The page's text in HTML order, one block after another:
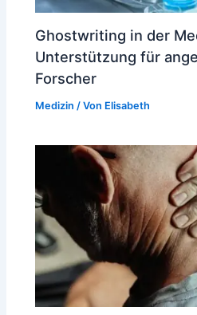
Ghostwriting in der
Unterstützung für
Forscher
Medizin / Von Elisabeth